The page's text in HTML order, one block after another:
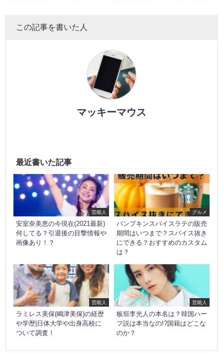
この記事を書いた人
マッキーマウス
最近書いた記事
芸能人
安室奈美恵の今現在(2021最新)
何してる？引退後の目撃情報や
画像あり！？
グルメ
パンプキンスパイスラテの販売
期間はいつまで？スパイス抜き
にできる？おすすめのカスタム
は？
芸能人
ラミレス美保(嶋津美保)の経歴
や学歴|日体大学や出身高校に
ついて調査！
芸能人
板垣李光人の本名は？韓国ハー
フ説は本当なの!?国籍はどこな
のか？